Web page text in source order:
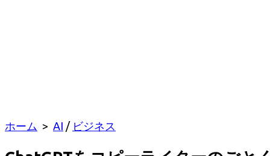
ホーム > AI / ビジネス